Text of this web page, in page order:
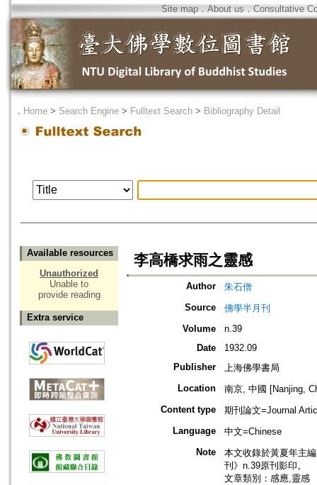
Site map．About us ． Consultative
． Home > Search Engine > Fulltext Search > Bibliography Detail
Available resources
Unauthorized
Unable to
provide reading
Extra service
李高橋求雨之靈感
Author
朱石僧
Source
佛學半月刊
Volume
n.39
Date
1932.09
Publisher
上海佛學書局
Location
南京, 中國 [Nanjing,
Content type
期刊論文=Journal
Language
中文=Chinese
Note
本文收錄於黃夏年主
刊》n.39原刊影印。
文章類別：感應,靈感